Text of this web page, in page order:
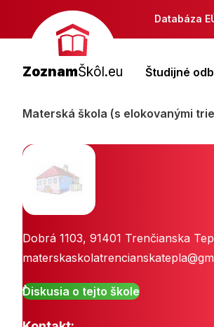
Databáza
ZoznamŠkôl.eu Študijné
Materská škola (s elokovanými
Dobrá 1103, 91401 Trenčianska
Diskusia o tejto škole